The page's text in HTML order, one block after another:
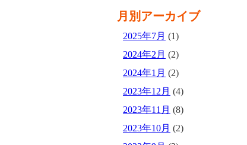
月別アーカイブ
2025年7月 (1)
2024年2月 (2)
2024年1月 (2)
2023年12月 (4)
2023年11月 (8)
2023年10月 (2)